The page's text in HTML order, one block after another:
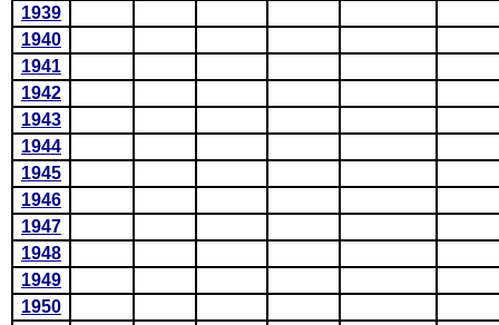
1939
1940
1941
1942
1943
1944
1945
1946
1947
1948
1949
1950